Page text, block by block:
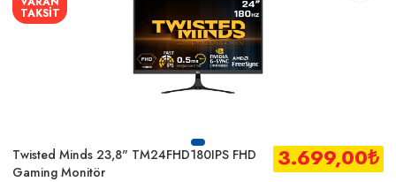
TAKSİT
Twisted Minds 23,8" TM24FHD180IPS FHD
Gaming Monitör
3.699,00₺